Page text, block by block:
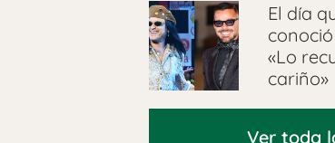
El día
«Lo
cariño»
Ver toda